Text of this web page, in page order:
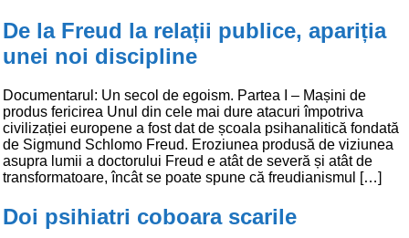
De la Freud la relații publice, apariția
unei noi discipline
Documentarul: Un secol de egoism. Partea I – Mașini de
produs fericirea Unul din cele mai dure atacuri împotriva
civilizației europene a fost dat de școala psihanalitică fondată
de Sigmund Schlomo Freud. Eroziunea produsă de viziunea
asupra lumii a doctorului Freud e atât de severă și atât de
transformatoare, încât se poate spune că freudianismul […]
Doi psihiatri coboara scarile